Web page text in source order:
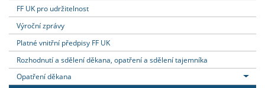
FF UK pro udržitelnost
Výroční zprávy
Platné vnitřní předpisy FF UK
Rozhodnutí a sdělení děkana, opatření a sdělení tajemníka
Opatření děkana